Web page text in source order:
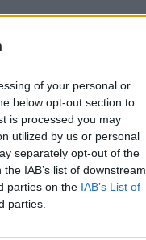
of your personal or
below opt-out section to
is processed you may
utilized by us or personal
separately opt-out of the
IAB’s list of downstream
parties on the IAB’s List of
parties.